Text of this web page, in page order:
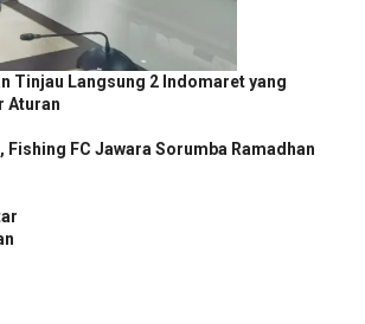
Tinjau Langsung 2 Indomaret yang
Aturan
Fishing FC Jawara Sorumba Ramadhan